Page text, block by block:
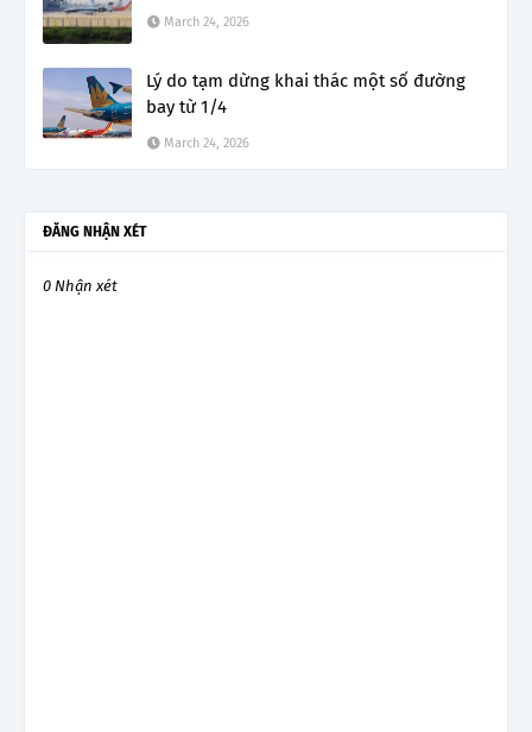
March 24, 2026
Lý do tạm dừng khai thác một số đường
bay từ 1/4
March 24, 2026
ĐĂNG NHẬN XÉT
0 Nhận xét